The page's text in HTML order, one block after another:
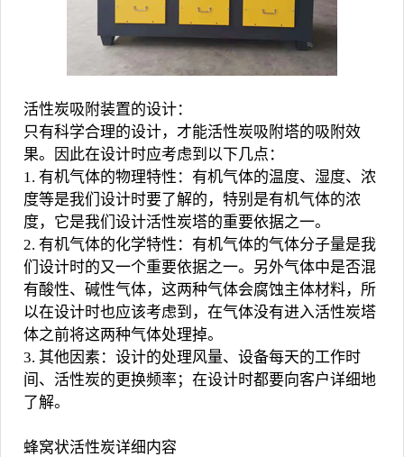
活性炭吸附装置的设计：
只有科学合理的设计，才能活性炭吸附塔的吸附效
果。因此在设计时应考虑到以下几点：
1. 有机气体的物理特性：有机气体的温度、湿度、浓
度等是我们设计时要了解的，特别是有机气体的浓
度，它是我们设计活性炭塔的重要依据之一。
2. 有机气体的化学特性：有机气体的气体分子量是我
们设计时的又一个重要依据之一。另外气体中是否混
有酸性、碱性气体，这两种气体会腐蚀主体材料，所
以在设计时也应该考虑到，在气体没有进入活性炭塔
体之前将这两种气体处理掉。
3. 其他因素：设计的处理风量、设备每天的工作时
间、活性炭的更换频率；在设计时都要向客户详细地
了解。
蜂窝状活性炭详细内容